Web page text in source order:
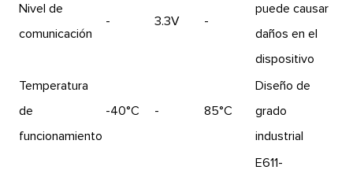
Nivel de
comunicación
- 3.3V -
puede causar
daños en el
dispositivo
Temperatura
de
funcionamiento
-40°C - 85°C
Diseño de
grado
industrial
E611-